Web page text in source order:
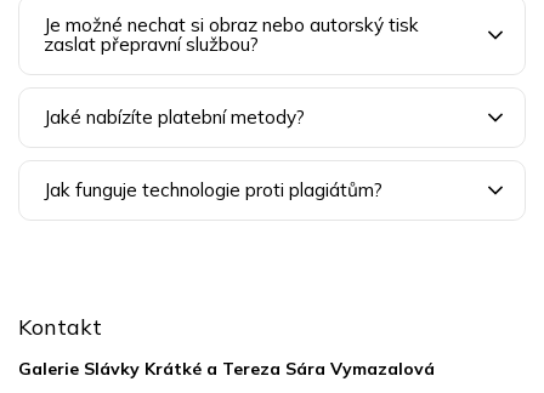
Je možné nechat si obraz nebo autorský tisk
zaslat přepravní službou?
Jaké nabízíte platební metody?
Jak funguje technologie proti plagiátům?
Kontakt
Galerie Slávky Krátké a Tereza Sára Vymazalová